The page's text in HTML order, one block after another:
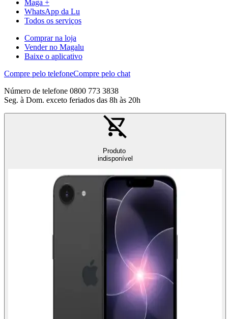
Maga +
WhatsApp da Lu
Todos os serviços
Comprar na loja
Vender no Magalu
Baixe o aplicativo
Compre pelo telefoneCompre pelo chat
Número de telefone 0800 773 3838
Seg. à Dom. exceto feriados das 8h às 20h
Produto
indisponível